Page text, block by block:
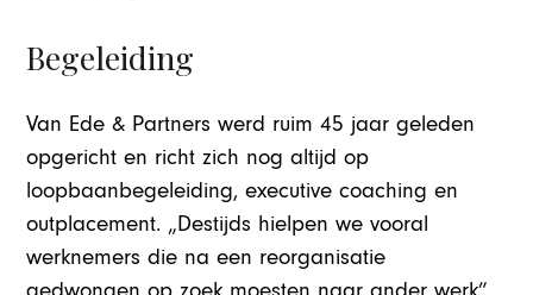
Begeleiding
Van Ede & Partners werd ruim 45 jaar geleden
opgericht en richt zich nog altijd op
loopbaanbegeleiding, executive coaching en
outplacement. „Destijds hielpen we vooral
werknemers die na een reorganisatie